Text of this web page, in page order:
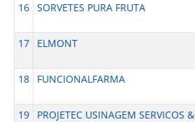
16 SORVETES PURA FRUTA
17
ELMONT
18
FUNCIONALFARMA
19
PROJETEC USINAGEM SERVICOS &